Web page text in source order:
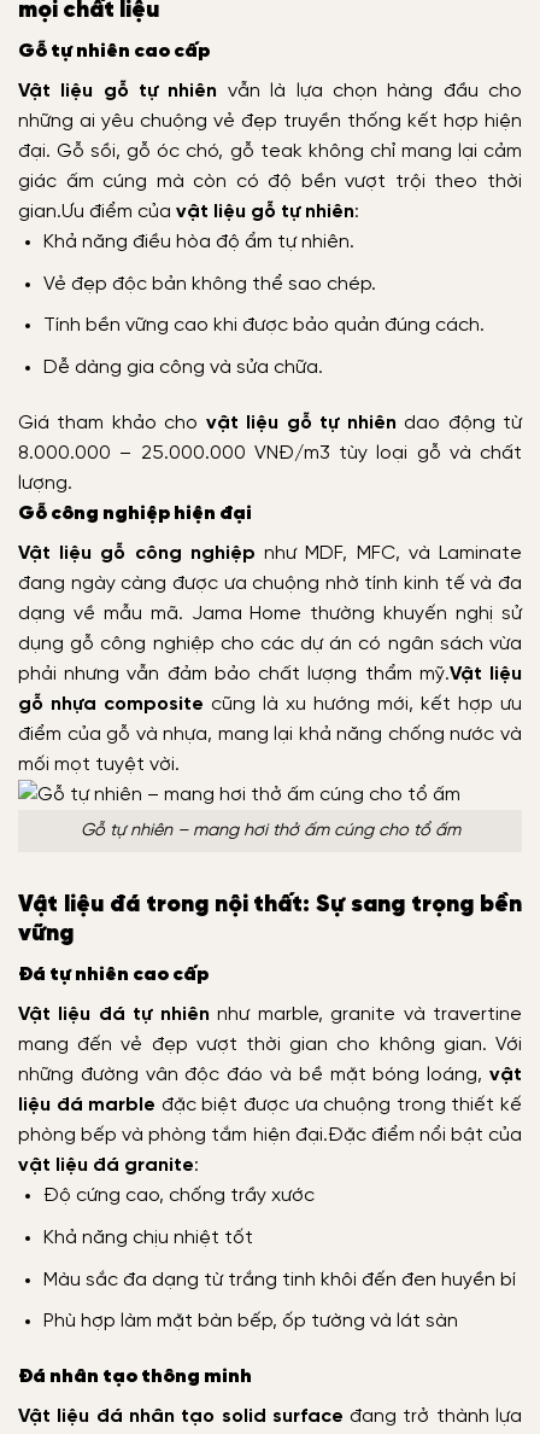
mọi chất liệu
Gỗ tự nhiên cao cấp
Vật liệu gỗ tự nhiên vẫn là lựa chọn hàng đầu cho
những ai yêu chuộng vẻ đẹp truyền thống kết hợp hiện
đại. Gỗ sồi, gỗ óc chó, gỗ teak không chỉ mang lại cảm
giác ấm cúng mà còn có độ bền vượt trội theo thời
gian.Ưu điểm của vật liệu gỗ tự nhiên:
Khả năng điều hòa độ ẩm tự nhiên.
Vẻ đẹp độc bản không thể sao chép.
Tính bền vững cao khi được bảo quản đúng cách.
Dễ dàng gia công và sửa chữa.
Giá tham khảo cho vật liệu gỗ tự nhiên dao động từ
8.000.000 – 25.000.000 VNĐ/m3 tùy loại gỗ và chất
lượng.
Gỗ công nghiệp hiện đại
Vật liệu gỗ công nghiệp như MDF, MFC, và Laminate
đang ngày càng được ưa chuộng nhờ tính kinh tế và đa
dạng về mẫu mã. Jama Home thường khuyến nghị sử
dụng gỗ công nghiệp cho các dự án có ngân sách vừa
phải nhưng vẫn đảm bảo chất lượng thẩm mỹ.Vật liệu
gỗ nhựa composite cũng là xu hướng mới, kết hợp ưu
điểm của gỗ và nhựa, mang lại khả năng chống nước và
mối mọt tuyệt vời.
Gỗ tự nhiên – mang hơi thở ấm cúng cho tổ ấm
Vật liệu đá trong nội thất: Sự sang trọng bền
vững
Đá tự nhiên cao cấp
Vật liệu đá tự nhiên như marble, granite và travertine
mang đến vẻ đẹp vượt thời gian cho không gian. Với
những đường vân độc đáo và bề mặt bóng loáng, vật
liệu đá marble đặc biệt được ưa chuộng trong thiết kế
phòng bếp và phòng tắm hiện đại.Đặc điểm nổi bật của
vật liệu đá granite:
Độ cứng cao, chống trầy xước
Khả năng chịu nhiệt tốt
Màu sắc đa dạng từ trắng tinh khôi đến đen huyền bí
Phù hợp làm mặt bàn bếp, ốp tường và lát sàn
Đá nhân tạo thông minh
Vật liệu đá nhân tạo solid surface đang trở thành lựa